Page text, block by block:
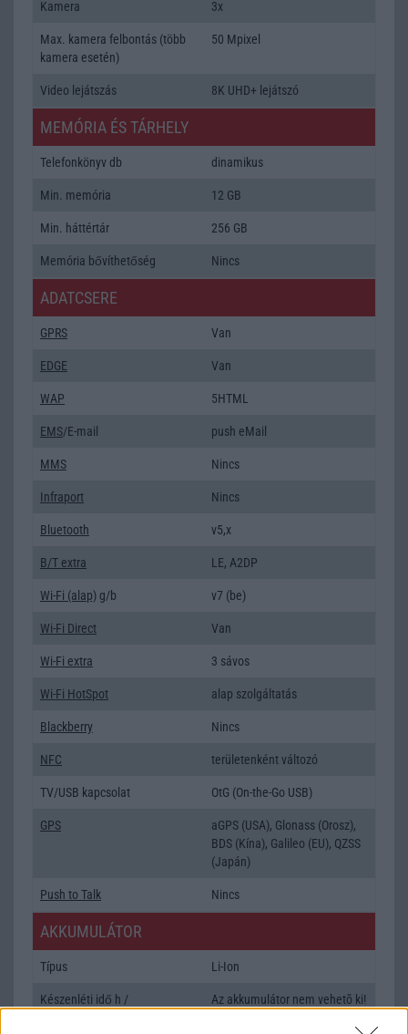
Kamera 3x
Max. kamera felbontás (több
kamera esetén)
50 Mpixel
Video lejátszás 8K UHD+ lejátszó
MEMÓRIA ÉS TÁRHELY
Telefonkönyv db dinamikus
Min. memória 12 GB
Min. háttértár 256 GB
Memória bővíthetőség Nincs
ADATCSERE
GPRS Van
EDGE Van
WAP 5HTML
EMS/E-mail push eMail
MMS Nincs
Infraport Nincs
Bluetooth v5,x
B/T extra LE, A2DP
Wi-Fi (alap) g/b v7 (be)
Wi-Fi Direct Van
Wi-Fi extra 3 sávos
Wi-Fi HotSpot alap szolgáltatás
Blackberry Nincs
NFC területenként változó
TV/USB kapcsolat OtG (On-the-Go USB)
GPS
aGPS (USA), Glonass (Orosz),
BDS (Kína), Galileo (EU), QZSS
(Japán)
Push to Talk Nincs
AKKUMULÁTOR
Típus Li-Ion
Készenléti idő h /
Az akkumulátor nem vehetõ ki!